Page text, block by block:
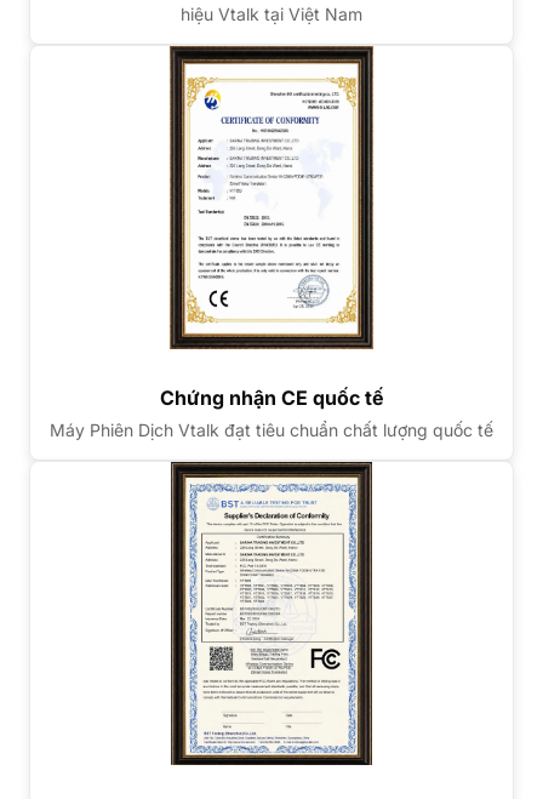
hiệu Vtalk tại Việt Nam
Chứng nhận CE quốc tế
Máy Phiên Dịch Vtalk đạt tiêu chuẩn chất lượng quốc tế